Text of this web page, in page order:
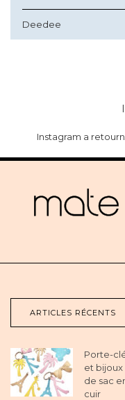
Deedee
Instagram a
ARTICLES RÉCENTS
Porte-
et bijoux
de sac
cuir